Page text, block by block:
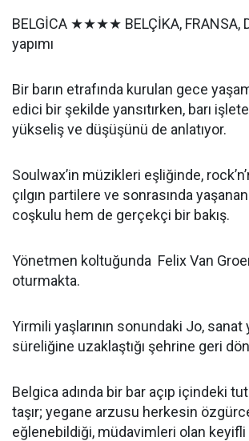
BELGİCA ★★★★ BELÇİKA, FRANSA,
yapımı
Bir barın etrafında kurulan gece
edici bir şekilde yansıtırken, barı
yükseliş ve düşüşünü de anlatıyor.
Soulwax’in müzikleri eşliğinde,
çılgın partilere ve sonrasında
coşkulu hem de gerçekçi bir bakış.
Yönetmen koltuğunda Felix Van
oturmakta.
Yirmili yaşlarının sonundaki Jo,
süreliğine uzaklaştığı şehrine geri
Belgica adında bir bar açıp içindeki
taşır; yegane arzusu herkesin
eğlenebildiği, müdavimleri olan